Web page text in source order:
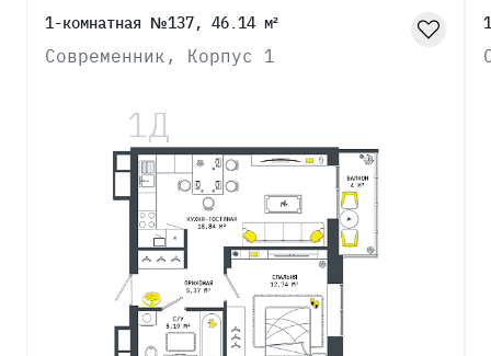
1-комнатная №137, 46.14 м²
Современник, Корпус 1